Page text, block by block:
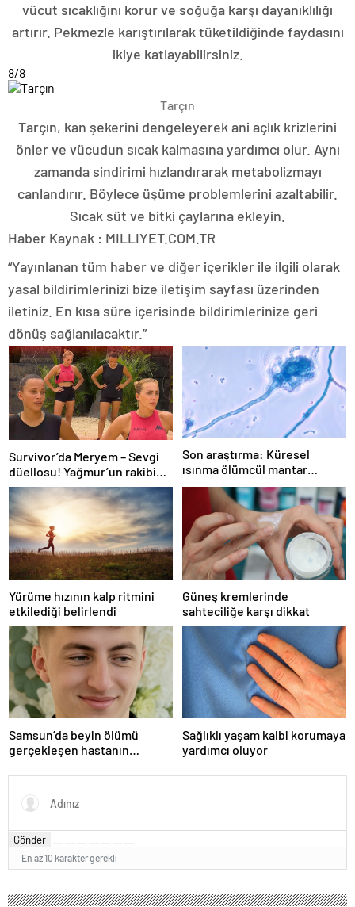
vücut sıcaklığını korur ve soğuğa karşı dayanıklılığı
artırır. Pekmezle karıştırılarak tüketildiğinde faydasını
ikiye katlayabilirsiniz.
8/8
Tarçın
Tarçın, kan şekerini dengeleyerek ani açlık krizlerini
önler ve vücudun sıcak kalmasına yardımcı olur. Aynı
zamanda sindirimi hızlandırarak metabolizmayı
canlandırır. Böylece üşüme problemlerini azaltabilir.
Sıcak süt ve bitki çaylarına ekleyin.
Haber Kaynak : MILLIYET.COM.TR
“Yayınlanan tüm haber ve diğer içerikler ile ilgili olarak
yasal bildirimlerinizi bize iletişim sayfası üzerinden
iletiniz. En kısa süre içerisinde bildirimlerinize geri
dönüş sağlanılacaktır.”
Survivor’da Meryem – Sevgi
düellosu! Yağmur’un rakibi
belli oldu
Son araştırma: Küresel
ısınma ölümcül mantar
hastalığını yayabilir
Yürüme hızının kalp ritmini
etkilediği belirlendi
Güneş kremlerinde
sahteciliğe karşı dikkat
Samsun’da beyin ölümü
gerçekleşen hastanın
Sağlıklı yaşam kalbi korumaya
yardımcı oluyor
Gönder
En az 10 karakter gerekli